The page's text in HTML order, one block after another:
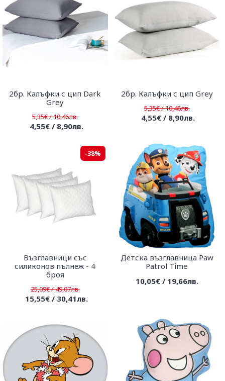
2бр. Калъфки с цип Dark
Grey
5,35€ / 10,46лв.
4,55€ / 8,90лв.
2бр. Калъфки с цип Grey
5,35€ / 10,46лв.
4,55€ / 8,90лв.
-38%
Възглавници със
силиконов пълнеж - 4
броя
25,09€ / 49,07лв.
15,55€ / 30,41лв.
Детска възглавница Paw
Patrol Time
10,05€ / 19,66лв.